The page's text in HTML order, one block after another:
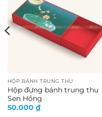
HỘP BÁNH TRUNG THU
Hộp đựng bánh trung thu
Sen Hồng
50.000 ₫